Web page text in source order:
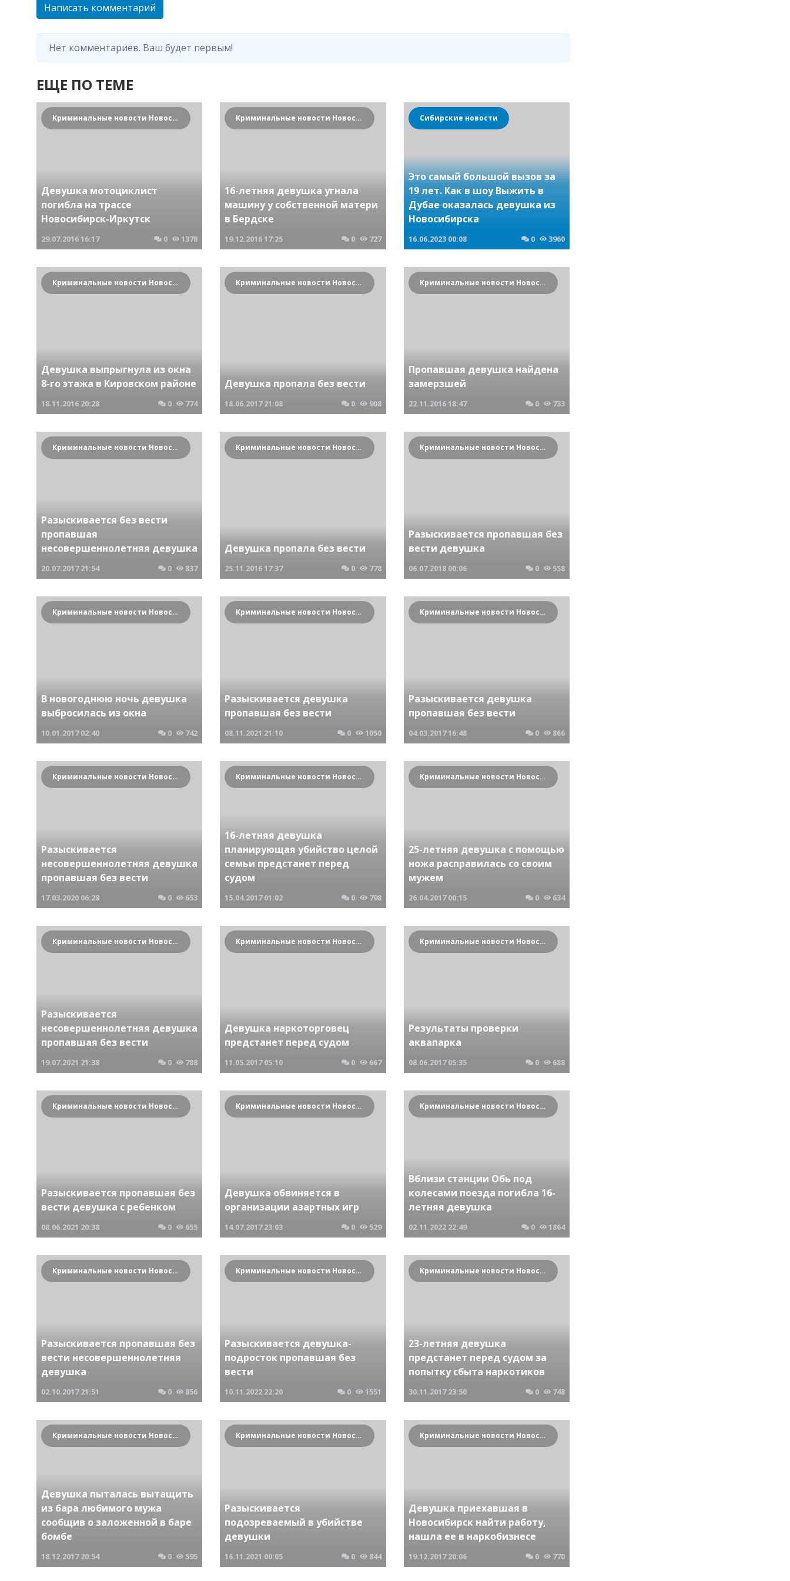
Написать комментарий
Нет комментариев. Ваш будет первым!
ЕЩЕ ПО ТЕМЕ
Криминальные новости Новосибирска и Сибирского региона
Девушка мотоциклист
погибла на трассе
Новосибирск-Иркутск
29.07.201616:17 0 1378
Криминальные новости Новосибирска и Сибирского региона
16-летняя девушка угнала
машину у собственной матери
в Бердске
19.12.201617:25 0 727
Сибирские новости
Это самый большой вызов за
19 лет. Как в шоу Выжить в
Дубае оказалась девушка из
Новосибирска
16.06.2023 00:08 0 3960
Криминальные новости Новосибирска и Сибирского региона
Девушка выпрыгнула из окна
8-го этажа в Кировском районе
18.11.2016 20:28 0 774
Криминальные новости Новосибирска и Сибирского региона
Девушка пропала без вести
18.06.201721:08 0 908
Криминальные новости Новосибирска и Сибирского региона
Пропавшая девушка найдена
замерзшей
22.11.201618:47 0 733
Криминальные новости Новосибирска и Сибирского региона
Разыскивается без вести
пропавшая
несовершеннолетняя девушка
20.07.2017 21:54 0 837
Криминальные новости Новосибирска и Сибирского региона
Девушка пропала без вести
25.11.201617:37 0 778
Криминальные новости Новосибирска и Сибирского региона
Разыскивается пропавшая без
вести девушка
06.07.2018 00:06 0 558
Криминальные новости Новосибирска и Сибирского региона
В новогоднюю ночь девушка
выбросилась из окна
10.01.2017 02:40 0 742
Криминальные новости Новосибирска и Сибирского региона
Разыскивается девушка
пропавшая без вести
08.11.2021 21:10 0 1050
Криминальные новости Новосибирска и Сибирского региона
Разыскивается девушка
пропавшая без вести
04.03.201716:48 0 866
Криминальные новости Новосибирска и Сибирского региона
Разыскивается
несовершеннолетняя девушка
пропавшая без вести
17.03.2020 06:28 0 653
Криминальные новости Новосибирска и Сибирского региона
16-летняя девушка
планирующая убийство целой
семьи предстанет перед
судом
15.04.201701:02 0 798
Криминальные новости Новосибирска и Сибирского региона
25-летняя девушка с помощью
ножа расправилась со своим
мужем
26.04.2017 00:15 0 634
Криминальные новости Новосибирска и Сибирского региона
Разыскивается
несовершеннолетняя девушка
пропавшая без вести
19.07.2021 21:38 0 788
Криминальные новости Новосибирска и Сибирского региона
Девушка наркоторговец
предстанет перед судом
11.05.201705:10 0 667
Криминальные новости Новосибирска и Сибирского региона
Результаты проверки
аквапарка
08.06.2017 05:35 0 688
Криминальные новости Новосибирска и Сибирского региона
Разыскивается пропавшая без
вести девушка с ребенком
08.06.2021 20:38 0 655
Криминальные новости Новосибирска и Сибирского региона
Девушка обвиняется в
организации азартных игр
14.07.201723:03 0 529
Криминальные новости Новосибирска и Сибирского региона
Вблизи станции Обь под
колесами поезда погибла 16-
летняя девушка
02.11.2022 22:49 0 1864
Криминальные новости Новосибирска и Сибирского региона
Разыскивается пропавшая без
вести несовершеннолетняя
девушка
02.10.2017 21:51 0 856
Криминальные новости Новосибирска и Сибирского региона
Разыскивается девушка-
подросток пропавшая без
вести
10.11.2022 22:20 0 1551
Криминальные новости Новосибирска и Сибирского региона
23-летняя девушка
предстанет перед судом за
попытку сбыта наркотиков
30.11.2017 23:50 0 748
Криминальные новости Новосибирска и Сибирского региона
Девушка пыталась вытащить
из бара любимого мужа
сообщив о заложенной в баре
бомбе
18.12.2017 20:54 0 595
Криминальные новости Новосибирска и Сибирского региона
Разыскивается
подозреваемый в убийстве
девушки
16.11.2021 00:05 0 844
Криминальные новости Новосибирска и Сибирского региона
Девушка приехавшая в
Новосибирск найти работу,
нашла ее в наркобизнесе
19.12.2017 20:06 0 770